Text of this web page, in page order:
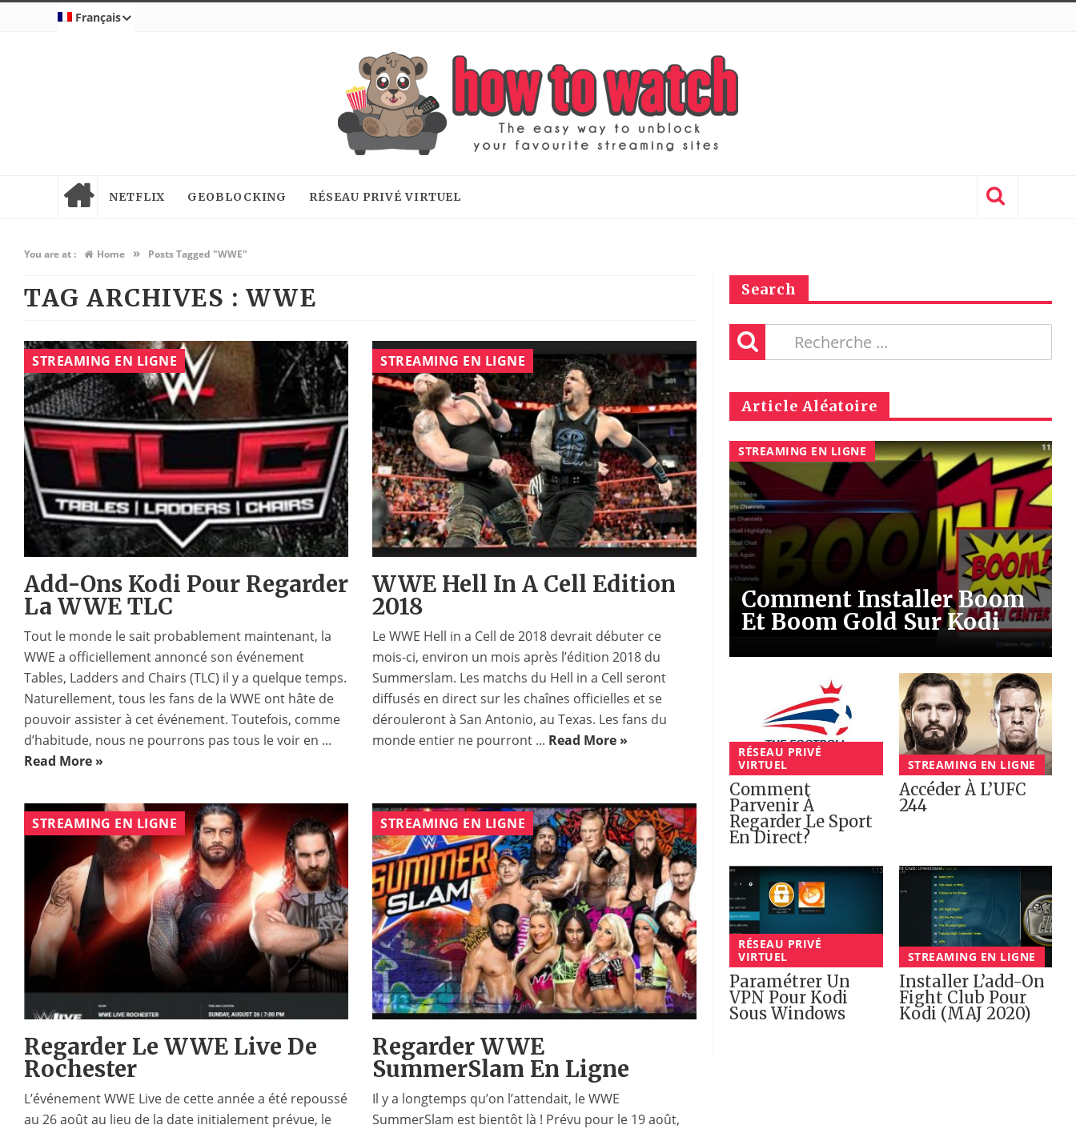
Français
NETFLIX GEOBLOCKING RÉSEAU PRIVÉ VIRTUEL
You are at : Home » Posts Tagged "WWE"
TAG ARCHIVES : WWE
STREAMING EN LIGNE
Add-Ons Kodi Pour Regarder
La WWE TLC
Tout le monde le sait probablement maintenant, la
WWE a officiellement annoncé son événement
Tables, Ladders and Chairs (TLC) il y a quelque temps.
Naturellement, tous les fans de la WWE ont hâte de
pouvoir assister à cet événement. Toutefois, comme
d’habitude, nous ne pourrons pas tous le voir en ...
Read More »
STREAMING EN LIGNE
WWE Hell In A Cell Edition
2018
Le WWE Hell in a Cell de 2018 devrait débuter ce
mois-ci, environ un mois après l’édition 2018 du
Summerslam. Les matchs du Hell in a Cell seront
diffusés en direct sur les chaînes officielles et se
dérouleront à San Antonio, au Texas. Les fans du
monde entier ne pourront ... Read More »
STREAMING EN LIGNE
Regarder Le WWE Live De
Rochester
L’événement WWE Live de cette année a été repoussé
au 26 août au lieu de la date initialement prévue, le
STREAMING EN LIGNE
Regarder WWE
SummerSlam En Ligne
Il y a longtemps qu’on l’attendait, le WWE
SummerSlam est bientôt là ! Prévu pour le 19 août,
Search
Article Aléatoire
STREAMING EN LIGNE
Comment Installer Boom
Et Boom Gold Sur Kodi
RÉSEAU PRIVÉ
VIRTUEL
Comment
Parvenir À
Regarder Le Sport
En Direct?
STREAMING EN LIGNE
Accéder À L’UFC
244
RÉSEAU PRIVÉ
VIRTUEL
Paramétrer Un
VPN Pour Kodi
Sous Windows
STREAMING EN LIGNE
Installer L’add-On
Fight Club Pour
Kodi (MAJ 2020)